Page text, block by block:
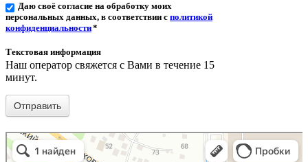
Даю своё согласие на обработку моих
персональных данных, в соответствии с политикой
конфиденциальности*
Текстовая информация
Наш оператор свяжется с Вами в течение 15
минут.
АРТ-Ландшафт
Садовый центр в Екатеринбурге
Питомник растений в Екатеринбурге